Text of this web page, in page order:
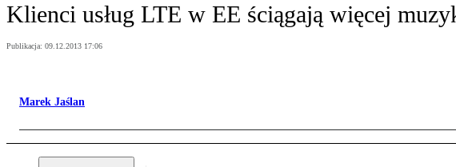
Klienci usług LTE w EE ściągają więcej
Publikacja: 09.12.2013 17:06
Marek Jaślan